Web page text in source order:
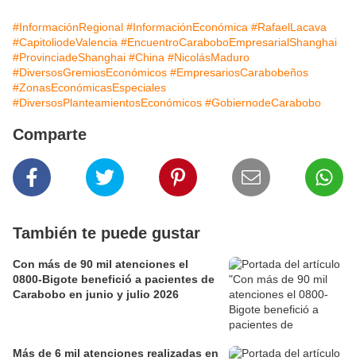
#InformaciónRegional #InformaciónEconómica #RafaelLacava
#CapitoliodeValencia #EncuentroCaraboboEmpresarialShanghai
#ProvinciadeShanghai #China #NicolásMaduro
#DiversosGremiosEconómicos #EmpresariosCarabobeños
#ZonasEconómicasEspeciales
#DiversosPlanteamientosEconómicos #GobiernodeCarabobo
Comparte
También te puede gustar
Con más de 90 mil atenciones el
0800-Bigote benefició a pacientes de
Carabobo en junio y julio 2026
Más de 6 mil atenciones realizadas en